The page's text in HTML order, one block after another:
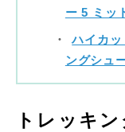
ー 5 ミッ
ハイカッ
ングシュ
トレッキ